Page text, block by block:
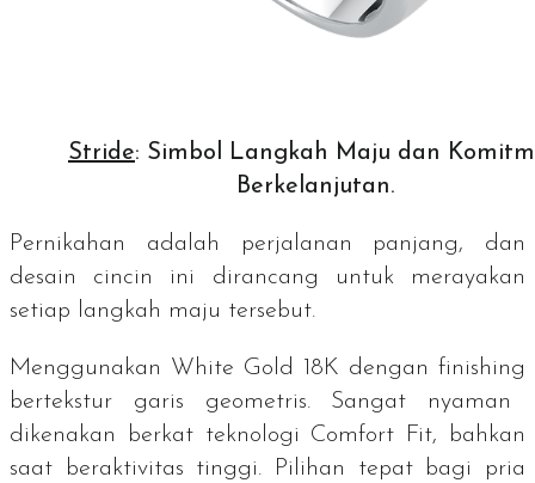
Stride: Simbol Langkah Maju dan
Berkelanjutan.
Pernikahan adalah perjalanan panjang, dan
desain cincin ini dirancang untuk merayakan
setiap langkah maju tersebut.
Menggunakan White Gold 18K dengan finishing
bertekstur garis geometris. Sangat nyaman
dikenakan berkat teknologi Comfort Fit, bahkan
saat beraktivitas tinggi. Pilihan tepat bagi pria